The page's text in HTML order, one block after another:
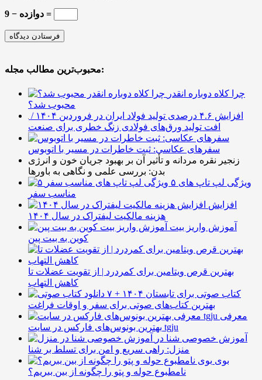
دوازده − 9 =
محبوب‌ترین مطالب مجله:
چرا کلاه دوباره انقدر
محبوب شد؟
افزایش ۴.۶ درصدی تولید فولاد ایران در فروردین ۱۴۰۴ /
افت تولید ورق‌های فولادی زنگ خطری برای صنعت
سفرهای عکاسی: ثبت خاطرات در مسیر با اتوبوس
زنجیر نقره مردانه و تأثیر آن بر بهبود جریان خون و انرژی
بدن: بررسی علمی و نگاهی به باورها
۵ ویژگی لپ تاپ های
مناسب سفر
افزایش
هزینه مالکیت لیفتراک در سال ۱۴۰۴
آموزش واریز بیت
کوین به بیت پین
بهترین قرص ویتامین برای کمردرد | از تقویت عضلات تا
کاهش التهاب
۷ کتاب صوتی برای تابستان ۱۴۰۴ +
بهترین کتاب‌های صوتی برای سفر و اوقات فراغت
معرفی
بهترین بونوس‌های فارکس در سایت tgju
آموزش خصوصی شنا در
منزل: راهی سریع و امن برای تسلط بر شنا
بوی
نامطبوع حوله و پتو را چگونه از بین ببریم؟